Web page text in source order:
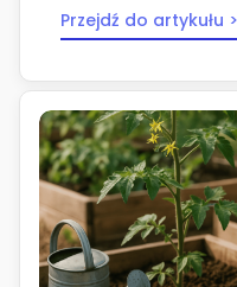
Przejdź do artykułu >